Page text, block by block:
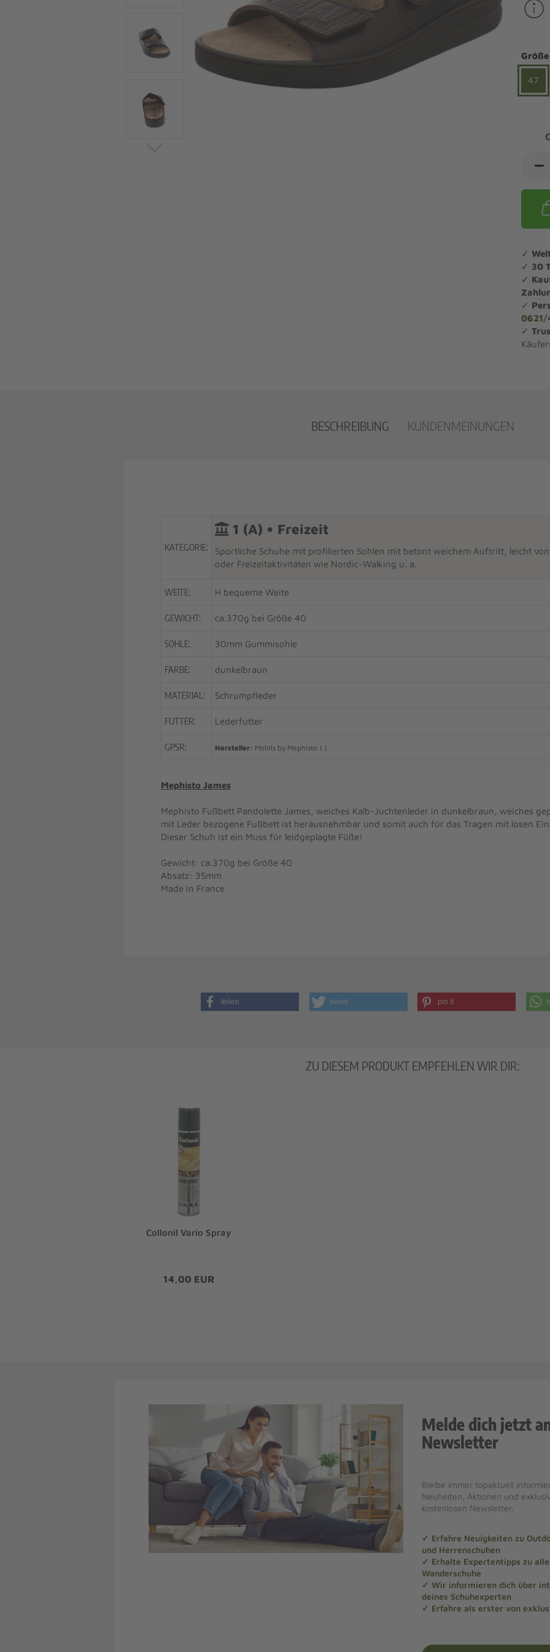
Jagdschuhe
Jagdschuhe für Damen
Gummistiefel
Zwiegenähte Jagdschuhe
Outdoor
Angebote Outdoorschuhe
Barfußschuhe
Sandalen Komfort
Slipper Komfort
Sneaker Komfort
47
✓
✓ 30
✓
✓
0621/
✓
BESCHREIBUNG KUNDENMEINUNGEN
KATEGORIE:
1 (A) • Freizeit
Sportliche Schuhe mit profilierten Sohlen mit betont weichem Auftritt, leicht
oder Freizeitaktivitäten wie Nordic-Walking u. a.
WEITE: H bequeme Weite
GEWICHT: ca.370g bei Größe 40
SOHLE: 30mm Gummisohle
FARBE: dunkelbraun
MATERIAL: Schrumpfleder
FUTTER: Lederfutter
GPSR: Hersteller: Mobils by Mephisto | |
Mephisto James
Mephisto Fußbett Pandolette James, weiches Kalb-Juchtenleder in dunkelbraun, weiches
mit Leder bezogene Fußbett ist herausnehmbar und somit auch für das Tragen mit losen
Dieser Schuh ist ein Muss für leidgeplagte Füße!
Gewicht: ca.370g bei Größe 40
Absatz: 35mm
Made in France
teilen tweet pin it
ZU DIESEM PRODUKT EMPFEHLEN WIR DIR:
Collonil Vario Spray
14,00 EUR
Melde dich jetzt
Newsletter
Bleibe immer topaktuell
Neuheiten, Aktionen und
kostenlosen Newsletter.
✓ Erfahre Neuigkeiten zu
und Herrenschuhen
✓ Erhalte Expertentipps zu
Wanderschuhe
✓ Wir informieren dich über
deines Schuhexperten
✓ Erfahre als erster von